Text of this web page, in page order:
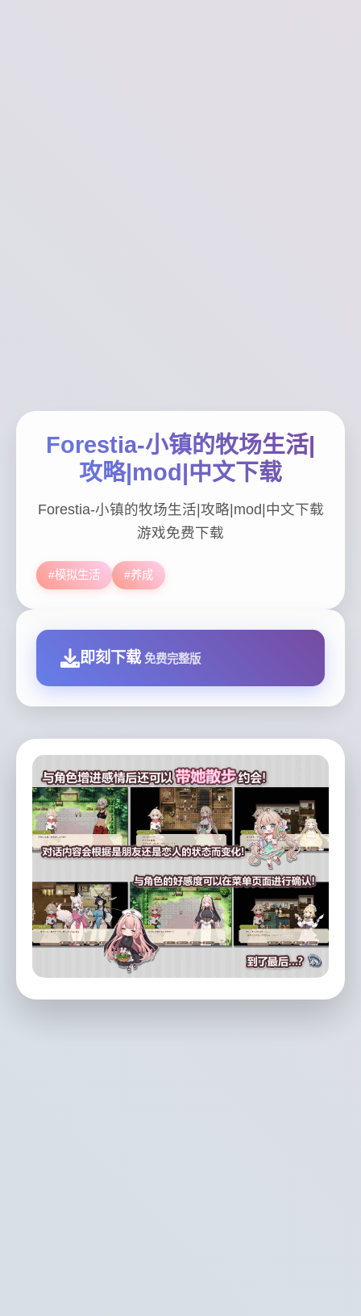
Forestia-小镇的牧场生活|
攻略|mod|中文下载
Forestia-小镇的牧场生活|攻略|mod|中文下载
游戏免费下载
#模拟生活 #养成
即刻下载 免费完整版